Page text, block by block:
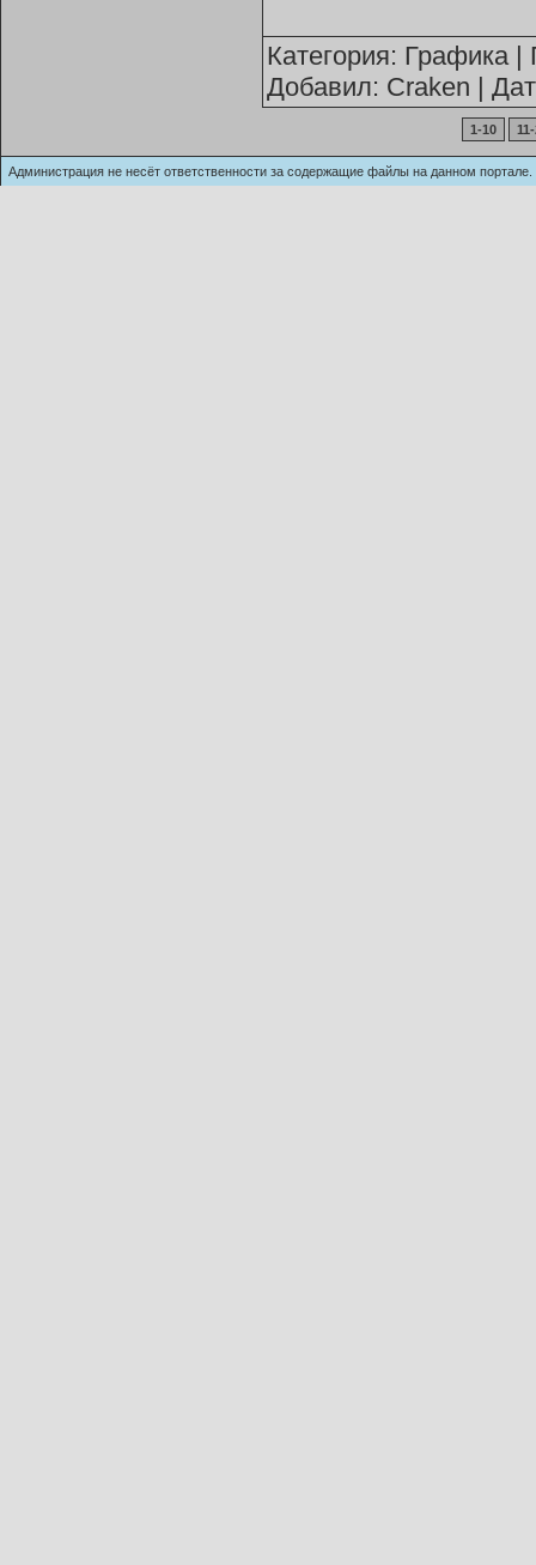
Категория: Графика|
Добавил: Craken |
1-10
Администрация не несёт ответственности за содержащие файлы на данном